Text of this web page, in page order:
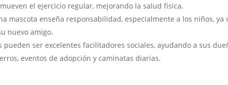
el ejercicio regular, mejorando la salud física.
mascota enseña responsabilidad, especialmente a los niños, ya
nuevo amigo.
pueden ser excelentes facilitadores sociales, ayudando a sus
eventos de adopción y caminatas diarias.